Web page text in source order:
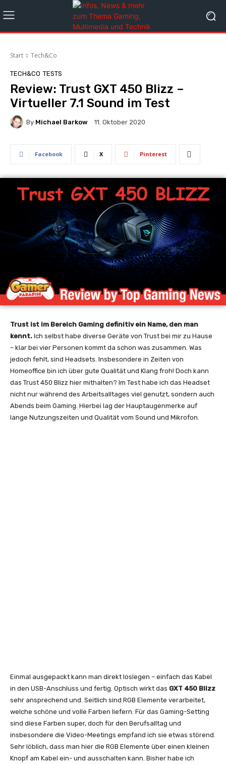
Start Tech&Co
TECH&CO TESTS
Review: Trust GXT 450 Blizz –
Virtueller 7.1 Sound im Test
By Michael Barkow 11. Oktober 2020
Facebook X Pinterest
Trust ist im Bereich Gaming definitiv ein Name, den man
kennt. Ich selbst habe diverse Geräte von Trust bei mir zu Hause
– klar bei vier Personen kommt da schon was zusammen. Was
jedoch fehlt, sind Headsets. Insbesondere in Zeiten von
Homeoffice bin ich über gute Qualität und Klang froh! Doch kann
das Trust 450 Blizz hier mithalten? Im Test habe ich das Headset
nicht nur während des Arbeitsalltages viel genutzt, sondern auch
Abends beim Gaming. Hierbei lag der Hauptaugenmerke auf
lange Nutzungszeiten und Qualität vom Sound und Mikrofon.
Einmal ausgepackt kann man direkt loslegen – einfach das Kabel
in den USB-Anschluss und fertig. Optisch wirkt das GXT 450 Blizz
sehr ansprechend und. Seitlich sind RGB Elemente verarbeitet,
welche schöne und volle Farben liefern. Für das Gaming-Setting
sind diese Farben super, doch für den Berufsalltag und
insbesondere die Video-Meetings empfand ich sie etwas störend.
Sehr löblich, dass man hier die RGB Elemente über einen kleinen
Knopf am Kabel ein- und ausschalten kann. Bisher habe ich